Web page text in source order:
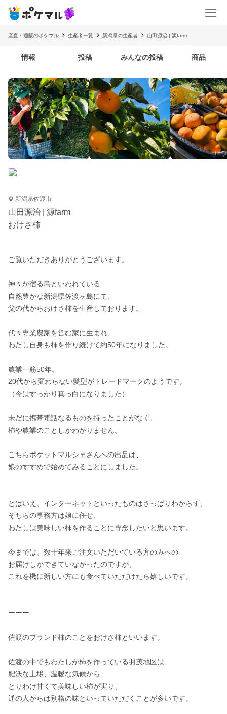
産直・通販のポケマル 生産者一覧 新潟県の生産者 山田源治 | 源farm
情報 投稿 みんなの投稿 商品
新潟県佐渡市
山田源治 | 源farm
おけさ柿
ご覧いただきありがとうございます。
神々が宿る島といわれている
自然豊かな新潟県佐渡ヶ島にて、
父の代からおけさ柿を生産しております。
代々専業農家を営む家に生まれ、
わたし自身も柿を作り続けて約50年になりました。
農業一筋50年。
20代から変わらない髪型がトレードマークのようです。
（今はすっかり真っ白になりました）
未だに携帯電話なるものを持ったことがなく、
柿や農業のことしかわかりません。
こちらポケットマルシェさんへの出品は、
娘のすすめで始めてみることにしました。
とはいえ、インターネットといったものはさっぱりわからず、
そちらの事務方は娘に任せ、
わたしは美味しい柿を作ることに専念したいと思います。
今までは、数十年来ご注文いただいている方のみへの
お届けしかできていなかったのですが、
これを機に新しい方にも食べていただけたら嬉しいです。
ーーー
佐渡のブランド柿のことをおけさ柿といいます。
佐渡の中でもわたしが柿を作っている羽茂地区は、
肥沃な土壌、温暖な気候から
とりわけ甘くて美味しい柿が実り、
通の人からは別格の味といっていただくことが多いです。